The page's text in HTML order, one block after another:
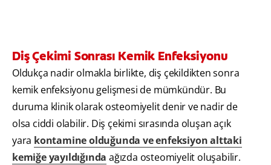
Diş Çekimi Sonrası Kemik Enfeksiyonu
Oldukça nadir olmakla birlikte, diş çekildikten sonra
kemik enfeksiyonu gelişmesi de mümkündür. Bu
duruma klinik olarak osteomiyelit denir ve nadir de
olsa ciddi olabilir. Diş çekimi sırasında oluşan açık
yara kontamine olduğunda ve enfeksiyon alttaki
kemiğe yayıldığında ağızda osteomiyelit oluşabilir.